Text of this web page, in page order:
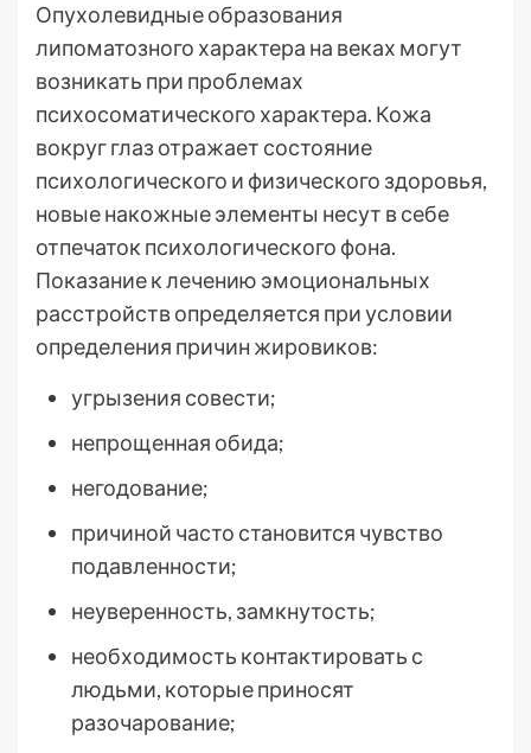
Опухолевидные образования
липоматозного характера на веках могут
возникать при проблемах
психосоматического характера. Кожа
вокруг глаз отражает состояние
психологического и физического здоровья,
новые накожные элементы несут в себе
отпечаток психологического фона.
Показание к лечению эмоциональных
расстройств определяется при условии
определения причин жировиков:
угрызения совести;
непрощенная обида;
негодование;
причиной часто становится чувство
подавленности;
неуверенность, замкнутость;
необходимость контактировать с
людьми, которые приносят
разочарование;